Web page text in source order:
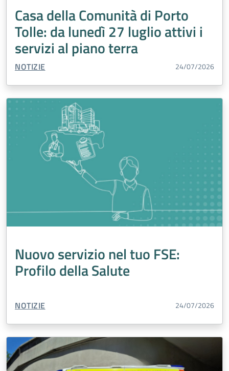
Inclusione
Edilizia
Malattie Tumori
Laboratorio Analisi
Cardiologia
Accreditamento
Salute Mentale
Agricoltura
Percorso Nascita
Vaccini
Malattie rare
Chirurgia Generale
Turismo
Medicina generale
Prevenzione
Esenzioni
Casa della Comunità di Porto
Tolle: da lunedì 27 luglio attivi i
servizi al piano terra
TIPO CONTENUTO:
NOTIZIE 24/07/2026
Nuovo servizio nel tuo FSE:
Profilo della Salute
TIPO CONTENUTO:
NOTIZIE 24/07/2026